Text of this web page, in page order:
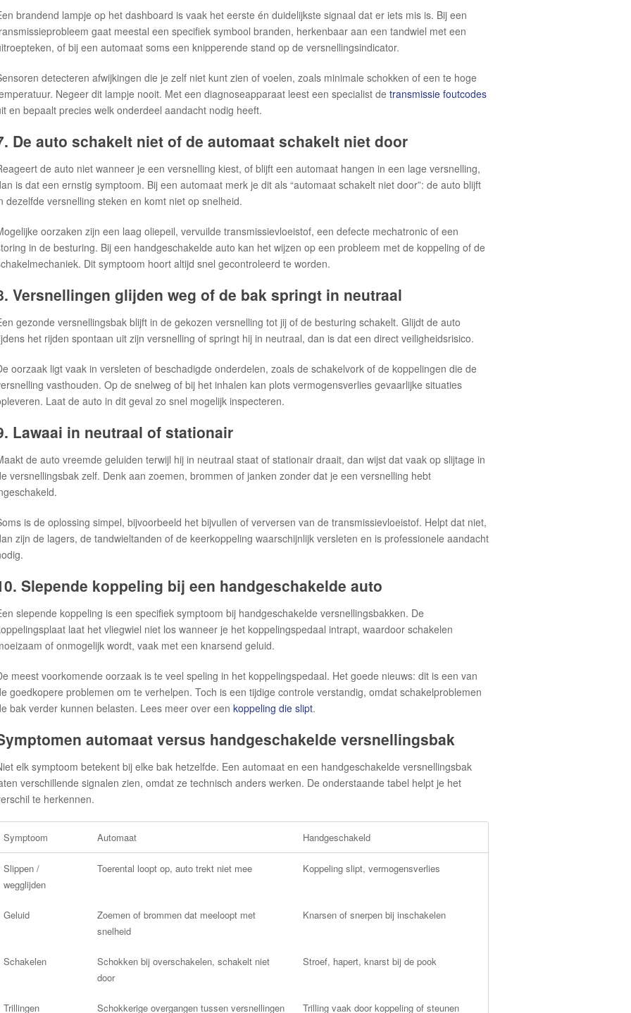
brandend lampje op het dashboard is vaak het eerste én duidelijkste signaal dat er iets mis is. Bij een
gaat meestal een specifiek symbool branden, herkenbaar aan een tandwiel met een
of bij een automaat soms een knipperende stand op de versnellingsindicator.
detecteren afwijkingen die je zelf niet kunt zien of voelen, zoals minimale schokken of een te hoge
Negeer dit lampje nooit. Met een diagnoseapparaat leest een specialist de transmissie foutcodes
en bepaalt precies welk onderdeel aandacht nodig heeft.
De auto schakelt niet of de automaat schakelt niet door
de auto niet wanneer je een versnelling kiest, of blijft een automaat hangen in een lage versnelling,
is dat een ernstig symptoom. Bij een automaat merk je dit als “automaat schakelt niet door”: de auto blijft
dezelfde versnelling steken en komt niet op snelheid.
oorzaken zijn een laag oliepeil, vervuilde transmissievloeistof, een defecte mechatronic of een
in de besturing. Bij een handgeschakelde auto kan het wijzen op een probleem met de koppeling of de
Dit symptoom hoort altijd snel gecontroleerd te worden.
Versnellingen glijden weg of de bak springt in neutraal
gezonde versnellingsbak blijft in de gekozen versnelling tot jij of de besturing schakelt. Glijdt de auto
het rijden spontaan uit zijn versnelling of springt hij in neutraal, dan is dat een direct veiligheidsrisico.
oorzaak ligt vaak in versleten of beschadigde onderdelen, zoals de schakelvork of de koppelingen die de
vasthouden. Op de snelweg of bij het inhalen kan plots vermogensverlies gevaarlijke situaties
Laat de auto in dit geval zo snel mogelijk inspecteren.
Lawaai in neutraal of stationair
de auto vreemde geluiden terwijl hij in neutraal staat of stationair draait, dan wijst dat vaak op slijtage in
versnellingsbak zelf. Denk aan zoemen, brommen of janken zonder dat je een versnelling hebt
is de oplossing simpel, bijvoorbeeld het bijvullen of verversen van de transmissievloeistof. Helpt dat niet,
zijn de lagers, de tandwieltanden of de keerkoppeling waarschijnlijk versleten en is professionele aandacht
Slepende koppeling bij een handgeschakelde auto
slepende koppeling is een specifiek symptoom bij handgeschakelde versnellingsbakken. De
laat het vliegwiel niet los wanneer je het koppelingspedaal intrapt, waardoor schakelen
of onmogelijk wordt, vaak met een knarsend geluid.
meest voorkomende oorzaak is te veel speling in het koppelingspedaal. Het goede nieuws: dit is een van
goedkopere problemen om te verhelpen. Toch is een tijdige controle verstandig, omdat schakelproblemen
bak verder kunnen belasten. Lees meer over een koppeling die slipt.
automaat versus handgeschakelde versnellingsbak
elk symptoom betekent bij elke bak hetzelfde. Een automaat en een handgeschakelde versnellingsbak
verschillende signalen zien, omdat ze technisch anders werken. De onderstaande tabel helpt je het
te herkennen.
Symptoom Automaat Handgeschakeld
Slippen /
wegglijden
Toerental loopt op, auto trekt niet mee Koppeling slipt, vermogensverlies
Geluid
Zoemen of brommen dat meeloopt met
snelheid
Knarsen of snerpen bij inschakelen
Schakelen
Schokken bij overschakelen, schakelt niet
door
Stroef, hapert, knarst bij de pook
Trillingen Schokkerige overgangen tussen versnellingen Trilling vaak door koppeling of steunen